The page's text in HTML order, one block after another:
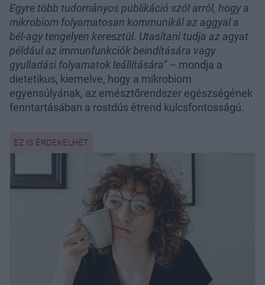
Egyre több tudományos publikáció szól arról, hogy a
mikrobiom folyamatosan kommunikál az aggyal a
bél-agy tengelyen keresztül. Utasítani tudja az agyat
például az immunfunkciók beindítására vagy
gyulladási folyamatok leállítására”– mondja a
dietetikus, kiemelve, hogy a mikrobiom
egyensúlyának, az emésztőrendszer egészségének
fenntartásában a rostdús étrend kulcsfontosságú.